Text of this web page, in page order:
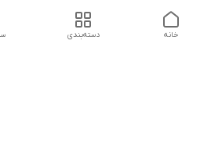
دسته‌بندی خانه